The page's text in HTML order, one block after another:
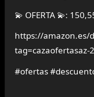
💫 OFERTA 💫:
https://amazon.es/
tag=cazaofertasaz-
#ofertas